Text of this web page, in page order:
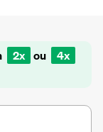
2x ou 4x